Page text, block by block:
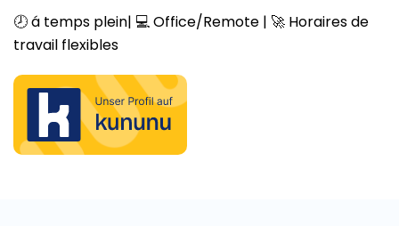
🕗 á temps plein| 💻 Office/Remote | 🚀 Horaires de
travail flexibles